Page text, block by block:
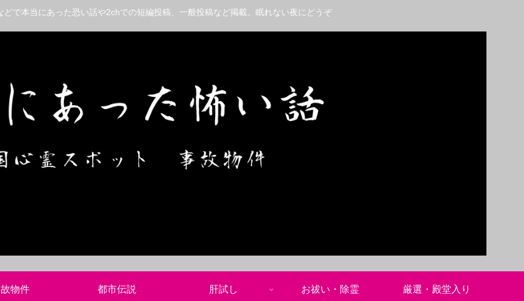
どで本当にあった恐い話や2chでの短編投稿、一般投稿など掲載。眠れない夜にどうぞ
物件 都市伝説 肝試し お祓い・除霊 厳選・殿堂入り